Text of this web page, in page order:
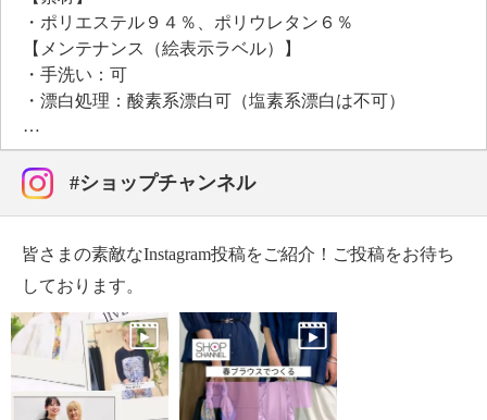
・ポリエステル９４％、ポリウレタン６％
【メンテナンス（絵表示ラベル）】
・手洗い：可
・漂白処理：酸素系漂白可（塩素系漂白は不可）
・タンブル乾燥：不可
・自然乾燥：日陰の吊り干し
・アイロン仕上げ：可（低温）
・ドライクリーニング：石油系ドライクリーニング可
【個体差あり】
・個体差あり
【原産国（地）】
・韓国製
#ショップチャンネル
皆さまの素敵なInstagram投稿をご紹介！ご投稿をお待ち
しております。